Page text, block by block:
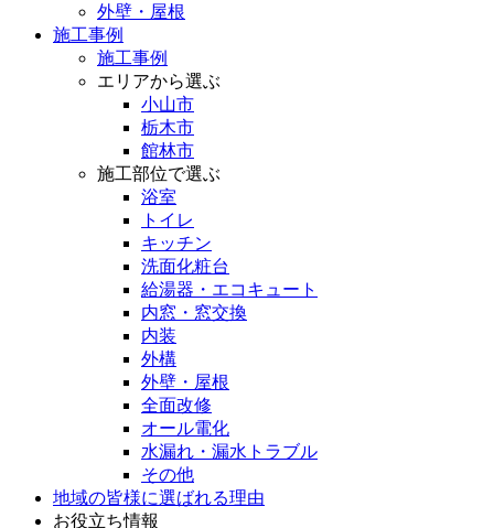
外壁・屋根
施工事例
施工事例
エリアから選ぶ
小山市
栃木市
館林市
施工部位で選ぶ
浴室
トイレ
キッチン
洗面化粧台
給湯器・エコキュート
内窓・窓交換
内装
外構
外壁・屋根
全面改修
オール電化
水漏れ・漏水トラブル
その他
地域の皆様に選ばれる理由
お役立ち情報